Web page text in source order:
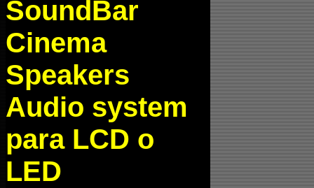
SoundBar
Cinema
Speakers
Audio system
para LCD o
LED